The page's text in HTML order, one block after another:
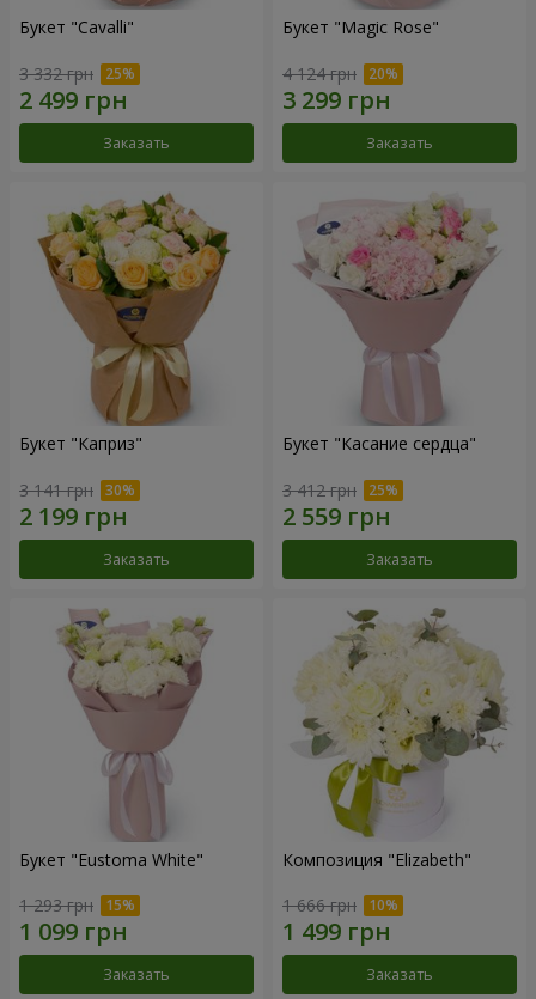
Букет "Cаvalli"
3 332 грн
Заказать
Букет "Magic Rose"
4 124 грн
Заказать
Букет "Каприз"
3 141 грн
Заказать
Букет "Касание сердца"
3 412 грн
Заказать
Букет "Eustoma White"
1 293 грн
Заказать
Композиция "Elizabeth"
1 666 грн
Заказать